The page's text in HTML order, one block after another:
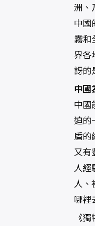
洲、
中國
霧和
界各
訝的
中國
中國
迫的
盾的
又有
人
人
哪裡
《